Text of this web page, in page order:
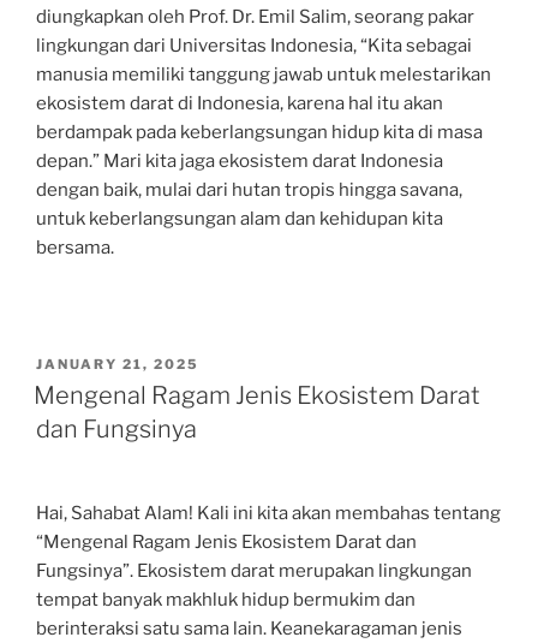
diungkapkan oleh Prof. Dr. Emil Salim, seorang pakar
lingkungan dari Universitas Indonesia, “Kita sebagai
manusia memiliki tanggung jawab untuk melestarikan
ekosistem darat di Indonesia, karena hal itu akan
berdampak pada keberlangsungan hidup kita di masa
depan.” Mari kita jaga ekosistem darat Indonesia
dengan baik, mulai dari hutan tropis hingga savana,
untuk keberlangsungan alam dan kehidupan kita
bersama.
POSTED
ON
JANUARY 21, 2025
Mengenal Ragam Jenis Ekosistem Darat
dan Fungsinya
Hai, Sahabat Alam! Kali ini kita akan membahas tentang
“Mengenal Ragam Jenis Ekosistem Darat dan
Fungsinya”. Ekosistem darat merupakan lingkungan
tempat banyak makhluk hidup bermukim dan
berinteraksi satu sama lain. Keanekaragaman jenis